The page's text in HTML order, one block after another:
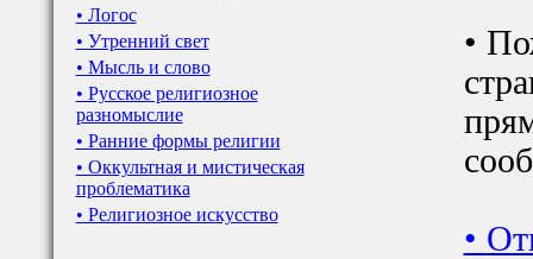
• Логос
• Утренний свет
• Мысль и слово
• Русское религиозное
разномыслие
• Ранние формы религии
• Оккультная и мистическая
проблематика
• Религиозное искусство
•
•